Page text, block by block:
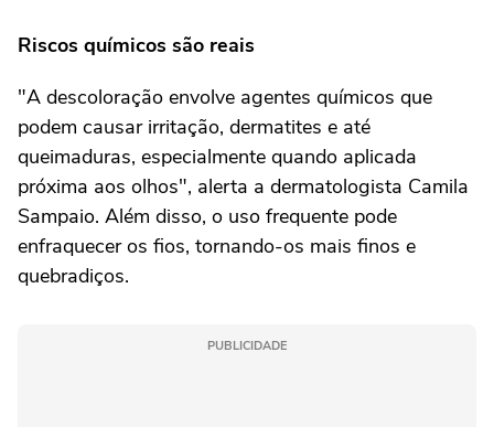
Riscos químicos são reais
"A descoloração envolve agentes químicos que
podem causar irritação, dermatites e até
queimaduras, especialmente quando aplicada
próxima aos olhos", alerta a dermatologista Camila
Sampaio. Além disso, o uso frequente pode
enfraquecer os fios, tornando-os mais finos e
quebradiços.
PUBLICIDADE